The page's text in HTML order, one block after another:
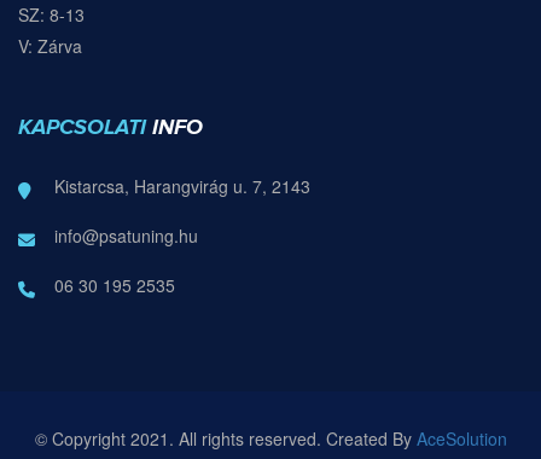
SZ: 8-13
V: Zárva
KAPCSOLATI INFO
Kistarcsa, Harangvirág u. 7, 2143
info@psatuning.hu
06 30 195 2535
© Copyright 2021. All rights reserved. Created By AceSolution